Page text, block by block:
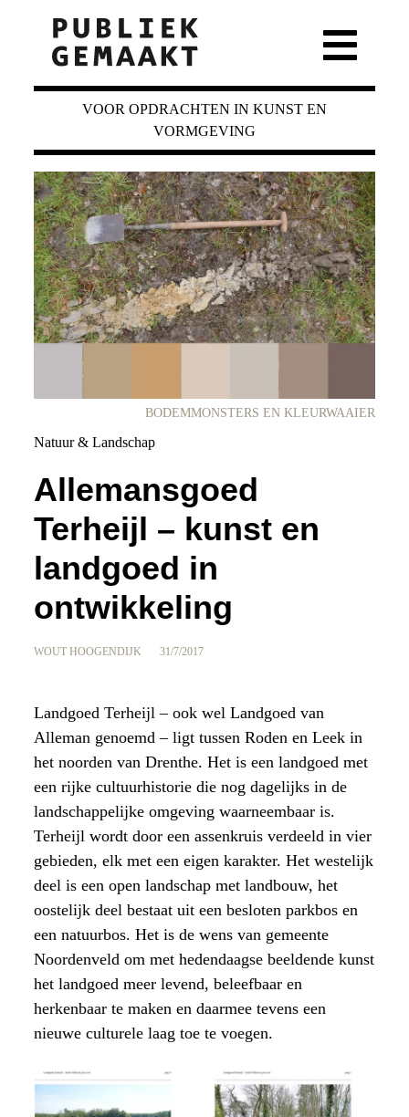
VOOR OPDRACHTEN IN KUNST EN
VORMGEVING
BODEMMONSTERS EN KLEURWAAIER
Natuur & Landschap
Allemansgoed
Terheijl – kunst en
landgoed in
ontwikkeling
WOUT HOOGENDIJK 31/7/2017
Landgoed Terheijl – ook wel Landgoed van
Alleman genoemd – ligt tussen Roden en Leek in
het noorden van Drenthe. Het is een landgoed met
een rijke cultuurhistorie die nog dagelijks in de
landschappelijke omgeving waarneembaar is.
Terheijl wordt door een assenkruis verdeeld in vier
gebieden, elk met een eigen karakter. Het westelijk
deel is een open landschap met landbouw, het
oostelijk deel bestaat uit een besloten parkbos en
een natuurbos. Het is de wens van gemeente
Noordenveld om met hedendaagse beeldende kunst
het landgoed meer levend, beleefbaar en
herkenbaar te maken en daarmee tevens een
nieuwe culturele laag toe te voegen.